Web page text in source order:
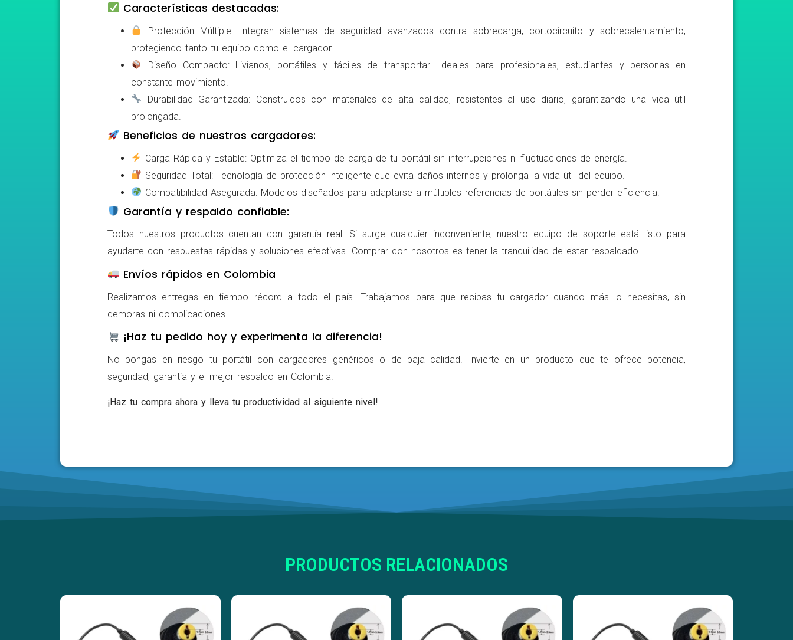
Características destacadas:
Protección Múltiple: Integran sistemas de seguridad avanzados contra sobrecarga, cortocircuito y sobrecalentamiento,
protegiendo tanto tu equipo como el cargador.
Diseño Compacto: Livianos, portátiles y fáciles de transportar. Ideales para profesionales, estudiantes y personas en
constante movimiento.
Durabilidad Garantizada: Construidos con materiales de alta calidad, resistentes al uso diario, garantizando una vida útil
prolongada.
Beneficios de nuestros cargadores:
Carga Rápida y Estable: Optimiza el tiempo de carga de tu portátil sin interrupciones ni fluctuaciones de energía.
Seguridad Total: Tecnología de protección inteligente que evita daños internos y prolonga la vida útil del equipo.
Compatibilidad Asegurada: Modelos diseñados para adaptarse a múltiples referencias de portátiles sin perder eficiencia.
Garantía y respaldo confiable:
Todos nuestros productos cuentan con garantía real. Si surge cualquier inconveniente, nuestro equipo de soporte está listo para
ayudarte con respuestas rápidas y soluciones efectivas. Comprar con nosotros es tener la tranquilidad de estar respaldado.
Envíos rápidos en Colombia
Realizamos entregas en tiempo récord a todo el país. Trabajamos para que recibas tu cargador cuando más lo necesitas, sin
demoras ni complicaciones.
¡Haz tu pedido hoy y experimenta la diferencia!
No pongas en riesgo tu portátil con cargadores genéricos o de baja calidad. Invierte en un producto que te ofrece potencia,
seguridad, garantía y el mejor respaldo en Colombia.
¡Haz tu compra ahora y lleva tu productividad al siguiente nivel!
PRODUCTOS RELACIONADOS